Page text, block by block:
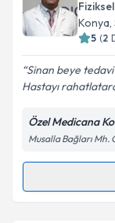
için bir
E-posta
Kişisel
Metni
Konya,
5 (2
Sinan beye
Hastayı
Özel Medicana
Musalla Bağları Mh.
Randevu